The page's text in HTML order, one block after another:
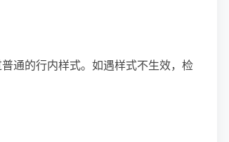
通的行内样式。如遇样式不生效，检